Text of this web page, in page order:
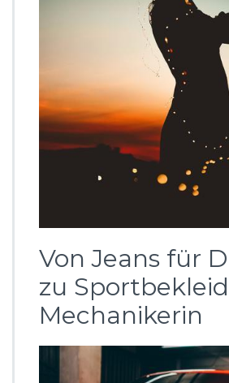
Von Jeans für
zu
Mechanikerin